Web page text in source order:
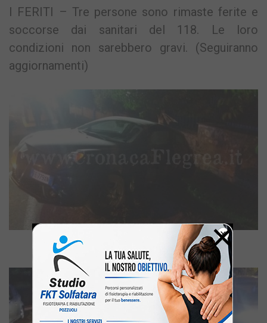
I FERITI – Tre persone sono rimaste ferite e
soccorse dai sanitari del 118. Le loro
condizioni non sarebbero gravi. (Seguiranno
aggiornamenti)
×